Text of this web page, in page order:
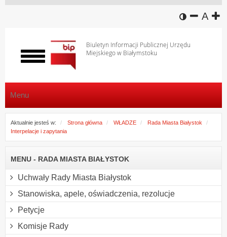
wersja
A
Biuletyn Informacji Publicznej Urzędu
Miejskiego w Białymstoku
Włącz
menu
Menu
Aktualnie jesteś w: Strona główna WŁADZE
Rada Miasta Białystok
Interpelacje i zapytania
MENU - RADA MIASTA BIAŁYSTOK
Uchwały Rady Miasta Białystok
Stanowiska, apele, oświadczenia, rezolucje
Petycje
Komisje Rady